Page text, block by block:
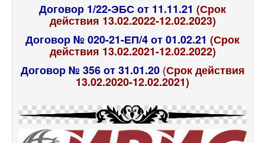
Договор 1/22-ЭБС от 11.11.21 (Срок
действия 13.02.2022-12.02.2023)
Договор № 020-21-ЕП/4 от 01.02.21 (Срок
действия 13.02.2021-12.02.2022)
Договор № 356 от 31.01.20(Срок действия
13.02.2020-12.02.2021)